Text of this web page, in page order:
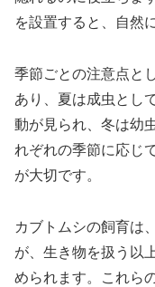
を設置すると、自然
季節ごとの注意点と
あり、夏は成虫とし
動が見られ、冬は幼
れぞれの季節に応じ
が大切です。
カブトムシの飼育は
が、生き物を扱う以
められます。これら